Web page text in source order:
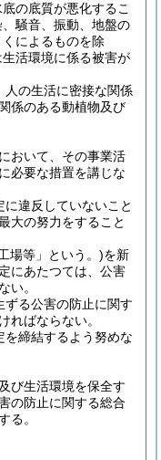
の底質が悪化するこ
、騒音、振動、地盤の
によるものを除
活環境に係る被害が
人の生活に密接な関係
係のある動植物及び
おいて、その事業活
必要な措置を講じな
違反していないこと
大の努力をすること
場等」という。)を新
にあたつては、公害
い。
る公害の防止に関す
ればならない。
締結するよう努めな
び生活環境を保全す
の防止に関する総合
る。